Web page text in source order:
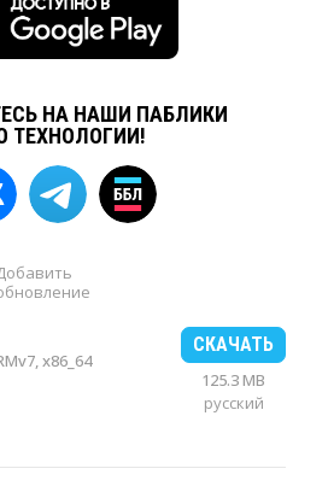
НА НАШИ ПАБЛИКИ
ТЕХНОЛОГИИ!
x86_64
СКАЧАТЬ
125.3 MB
русский